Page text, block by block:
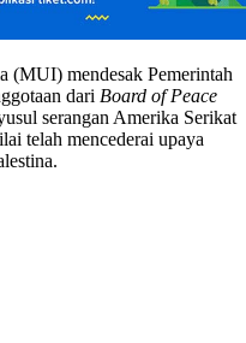
(MUI) mendesak Pemerintah
dari Board of Peace
serangan Amerika Serikat
telah mencederai upaya